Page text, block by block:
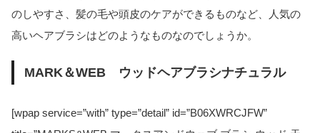
のしやすさ、髪の毛や頭皮のケアができるものなど、人気の
高いヘアブラシはどのようなものなのでしょうか。
MARK＆WEB ウッドヘアブラシナチュラル
[wpap service=”with” type=”detail” id=”B06XWRCJFW”